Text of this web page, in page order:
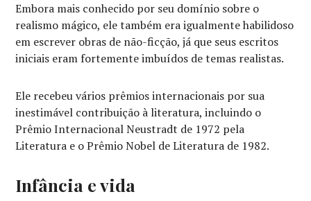
Embora mais conhecido por seu domínio sobre o
realismo mágico, ele também era igualmente habilidoso
em escrever obras de não-ficção, já que seus escritos
iniciais eram fortemente imbuídos de temas realistas.
Ele recebeu vários prêmios internacionais por sua
inestimável contribuição à literatura, incluindo o
Prêmio Internacional Neustradt de 1972 pela
Literatura e o Prêmio Nobel de Literatura de 1982.
Infância e vida